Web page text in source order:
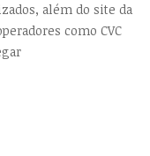
além do site da
como CVC